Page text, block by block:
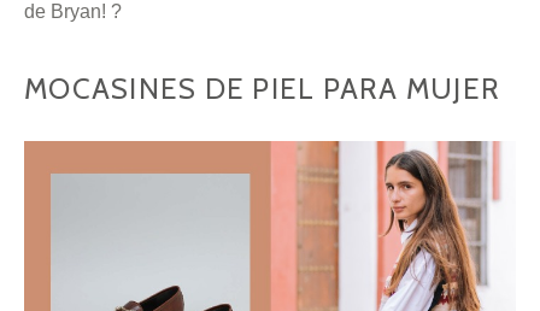
de Bryan! ?
MOCASINES DE PIEL PARA MUJER